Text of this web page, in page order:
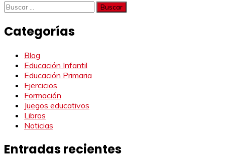
Buscar:
Categorías
Blog
Educación Infantil
Educación Primaria
Ejercicios
Formación
Juegos educativos
Libros
Noticias
Entradas recientes